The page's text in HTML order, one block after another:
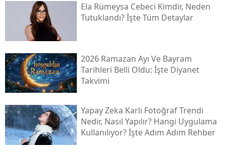
Ela Rümeysa Cebeci Kimdir, Neden
Tutuklandı? İşte Tüm Detaylar
2026 Ramazan Ayı Ve Bayram
Tarihleri Belli Oldu: İşte Diyanet
Takvimi
Yapay Zeka Karlı Fotoğraf Trendi
Nedir, Nasıl Yapılır? Hangi Uygulama
Kullanılıyor? İşte Adım Adım Rehber